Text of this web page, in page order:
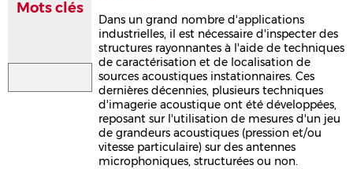
Dans un grand nombre d'applications
industrielles, il est nécessaire d'inspecter des
structures rayonnantes à l'aide de techniques
de caractérisation et de localisation de
sources acoustiques instationnaires. Ces
dernières décennies, plusieurs techniques
d'imagerie acoustique ont été développées,
reposant sur l'utilisation de mesures d'un jeu
de grandeurs acoustiques (pression et/ou
vitesse particulaire) sur des antennes
microphoniques, structurées ou non.
Mots clés